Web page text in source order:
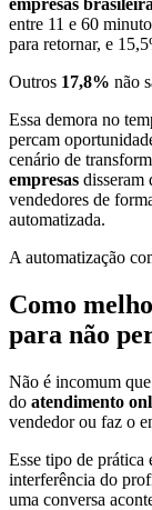
entre 11 e 60
para retornar, e
Outros 17,8% não
Essa demora no
percam
cenário de
empresas disseram
vendedores de
automatizada.
A automatização
Como
para não
Não é incomum
do atendimento
vendedor ou faz o
Esse tipo de prática
interferência do
uma conversa